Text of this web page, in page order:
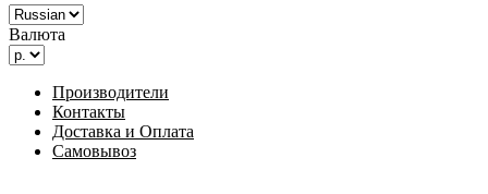
Валюта
Производители
Контакты
Доставка и Оплата
Самовывоз